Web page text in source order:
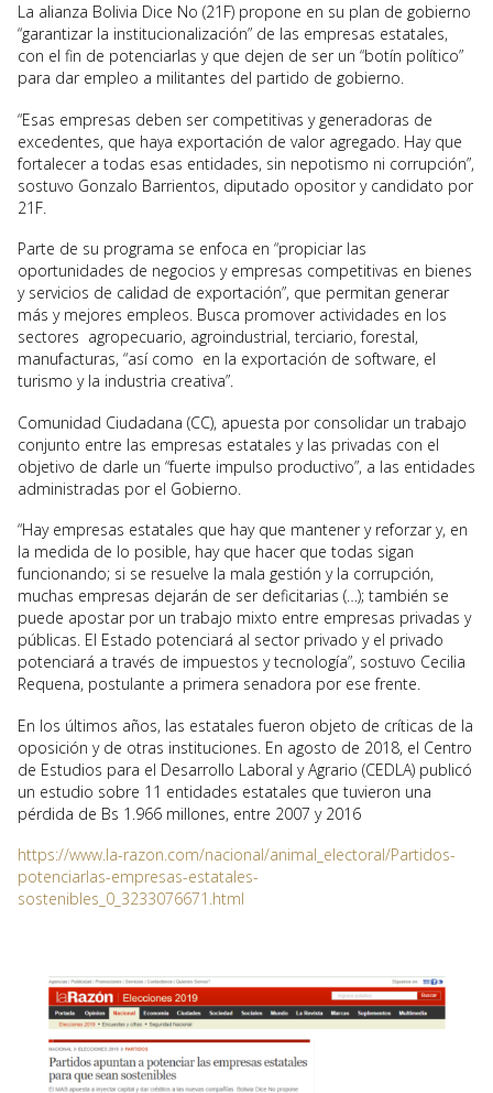
La alianza Bolivia Dice No (21F) propone en su plan de gobierno
“garantizar la institucionalización” de las empresas estatales,
con el fin de potenciarlas y que dejen de ser un “botín político”
para dar empleo a militantes del partido de gobierno.
“Esas empresas deben ser competitivas y generadoras de
excedentes, que haya exportación de valor agregado. Hay que
fortalecer a todas esas entidades, sin nepotismo ni corrupción”,
sostuvo Gonzalo Barrientos, diputado opositor y candidato por
21F.
Parte de su programa se enfoca en “propiciar las
oportunidades de negocios y empresas competitivas en bienes
y servicios de calidad de exportación”, que permitan generar
más y mejores empleos. Busca promover actividades en los
sectores agropecuario, agroindustrial, terciario, forestal,
manufacturas, “así como en la exportación de software, el
turismo y la industria creativa”.
Comunidad Ciudadana (CC), apuesta por consolidar un trabajo
conjunto entre las empresas estatales y las privadas con el
objetivo de darle un “fuerte impulso productivo”, a las entidades
administradas por el Gobierno.
“Hay empresas estatales que hay que mantener y reforzar y, en
la medida de lo posible, hay que hacer que todas sigan
funcionando; si se resuelve la mala gestión y la corrupción,
muchas empresas dejarán de ser deficitarias (…); también se
puede apostar por un trabajo mixto entre empresas privadas y
públicas. El Estado potenciará al sector privado y el privado
potenciará a través de impuestos y tecnología”, sostuvo Cecilia
Requena, postulante a primera senadora por ese frente.
En los últimos años, las estatales fueron objeto de críticas de la
oposición y de otras instituciones. En agosto de 2018, el Centro
de Estudios para el Desarrollo Laboral y Agrario (CEDLA) publicó
un estudio sobre 11 entidades estatales que tuvieron una
pérdida de Bs 1.966 millones, entre 2007 y 2016
https://www.la-razon.com/nacional/animal_electoral/Partidos-
potenciarlas-empresas-estatales-
sostenibles_0_3233076671.html